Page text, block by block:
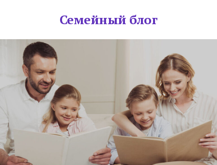
Семейный блог